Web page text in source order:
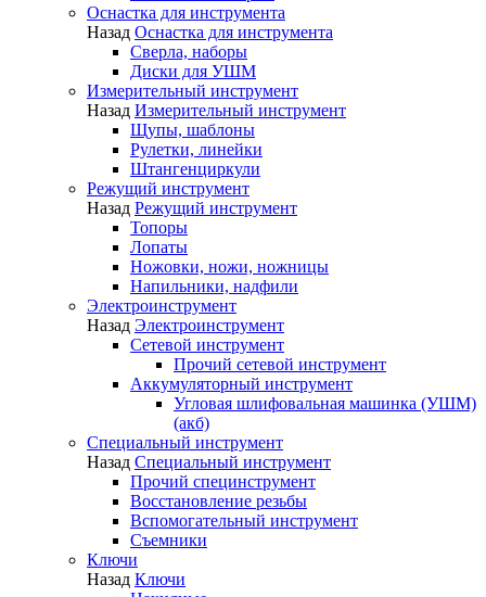
Оснастка для инструмента
Назад Оснастка для инструмента
Сверла, наборы
Диски для УШМ
Измерительный инструмент
Назад Измерительный инструмент
Щупы, шаблоны
Рулетки, линейки
Штангенциркули
Режущий инструмент
Назад Режущий инструмент
Топоры
Лопаты
Ножовки, ножи, ножницы
Напильники, надфили
Электроинструмент
Назад Электроинструмент
Сетевой инструмент
Прочий сетевой инструмент
Аккумуляторный инструмент
Угловая шлифовальная машинка (УШМ)
(акб)
Специальный инструмент
Назад Специальный инструмент
Прочий специнструмент
Восстановление резьбы
Вспомогательный инструмент
Съемники
Ключи
Назад Ключи